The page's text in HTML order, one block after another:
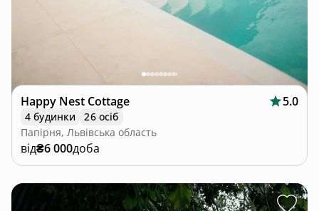
Happy Nest Cottage 5.0
4 будинки
26 осіб
Папірня, Львівська область
від₴6 000доба